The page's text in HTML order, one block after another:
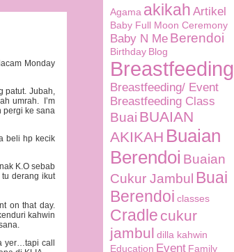
Monday
patut. Jubah,
umrah. I’m
pergi ke sana
beli hp kecik
K.O sebab
derang ikut
on that day.
kahwin
yer…tapi call
Agama akikah Artikel
Baby Full Moon Ceremony
Baby N Me Berendoi
Birthday Blog
Breastfeeding
Breastfeeding/ Event
Breastfeeding Class
Buai BUAIAN
AKIKAH Buaian
Berendoi Buaian
Cukur Jambul Buai
Berendoi classes
Cradle cukur
jambul dilla kahwin
Education Event Family